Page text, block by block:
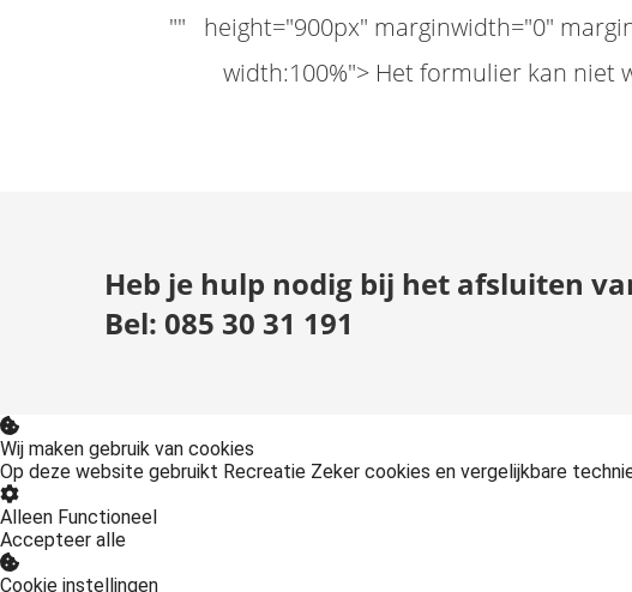
"" height="900px" marginwidth="0"
width:100%"> Het formulier kan niet
Heb je hulp nodig bij het afsluiten
Bel: 085 30 31 191
Wij maken gebruik van cookies
Op deze website gebruikt Recreatie Zeker cookies en vergelijkbare
Alleen Functioneel
Accepteer alle
Cookie instellingen